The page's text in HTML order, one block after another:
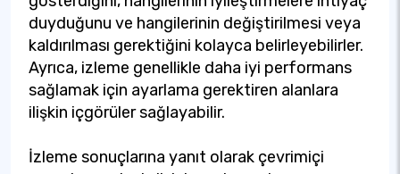
duyduğunu ve hangilerinin değiştirilmesi veya
kaldırılması gerektiğini kolayca belirleyebilirler.
Ayrıca, izleme genellikle daha iyi performans
sağlamak için ayarlama gerektiren alanlara
ilişkin içgörüler sağlayabilir.
İzleme sonuçlarına yanıt olarak çevrimiçi